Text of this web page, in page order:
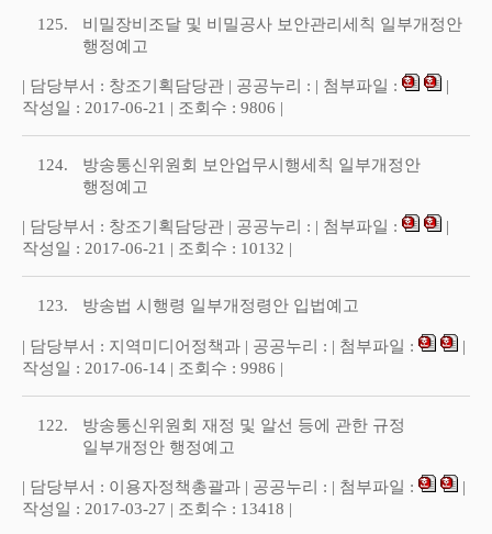
125.
비밀장비조달 및 비밀공사 보안관리세칙 일부개정안
행정예고
| 담당부서 : 창조기획담당관 | 공공누리 : | 첨부파일 :
|
작성일 : 2017-06-21 | 조회수 : 9806 |
124.
방송통신위원회 보안업무시행세칙 일부개정안
행정예고
| 담당부서 : 창조기획담당관 | 공공누리 : | 첨부파일 :
|
작성일 : 2017-06-21 | 조회수 : 10132 |
123. 방송법 시행령 일부개정령안 입법예고
| 담당부서 : 지역미디어정책과 | 공공누리 : | 첨부파일 :
|
작성일 : 2017-06-14 | 조회수 : 9986 |
122.
방송통신위원회 재정 및 알선 등에 관한 규정
일부개정안 행정예고
| 담당부서 : 이용자정책총괄과 | 공공누리 : | 첨부파일 :
|
작성일 : 2017-03-27 | 조회수 : 13418 |